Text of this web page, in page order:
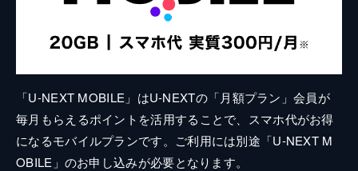
「U-NEXT MOBILE」はU-NEXTの「月額プラン」会員が
毎月もらえるポイントを活用することで、スマホ代がお得
になるモバイルプランです。ご利用には別途「U-NEXT M
OBILE」のお申し込みが必要となります。